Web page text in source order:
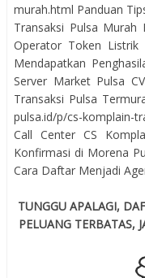
murah.html Panduan
Transaksi Pulsa Murah
Operator Token
Mendapatkan
Server Market Pulsa
Transaksi Pulsa
pulsa.id/p/cs-
Call Center CS
Konfirmasi di Morena
Cara Daftar Menjadi
TUNGGU APALAGI,
PELUANG TERBATAS,